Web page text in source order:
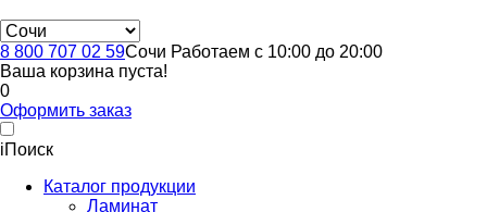
8 800 707 02 59Сочи Работаем с 10:00 до 20:00
Ваша корзина пуста!
0
Оформить заказ
iПоиск
Каталог продукции
Ламинат